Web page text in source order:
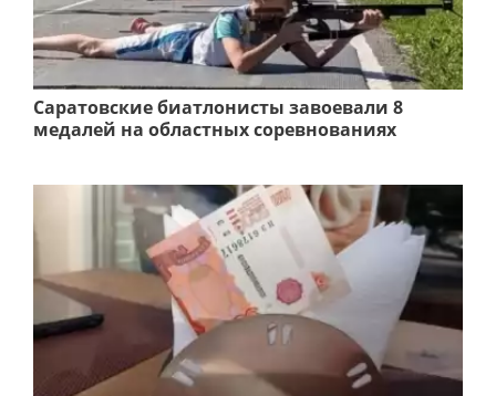
Саратовские биатлонисты завоевали 8
медалей на областных соревнованиях